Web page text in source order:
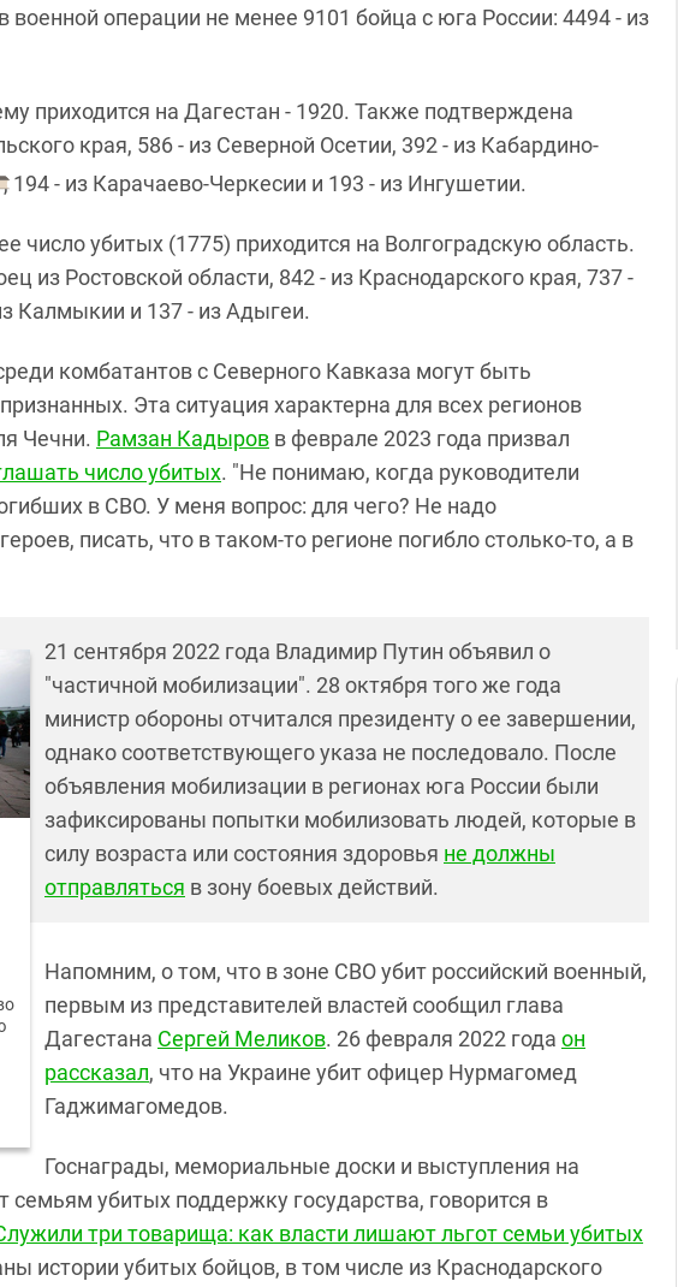
операции не менее 9101 бойца с юга России: 4494 - из
приходится на Дагестан - 1920. Также подтверждена
края, 586 - из Северной Осетии, 392 - из Кабардино-
, 194 - из Карачаево-Черкесии и 193 - из Ингушетии.
убитых (1775) приходится на Волгоградскую область.
из Ростовской области, 842 - из Краснодарского края, 737 -
Калмыкии и 137 - из Адыгеи.
комбатантов с Северного Кавказа могут быть
Эта ситуация характерна для всех регионов
Чечни. Рамзан Кадыров в феврале 2023 года призвал
число убитых. "Не понимаю, когда руководители
в СВО. У меня вопрос: для чего? Не надо
писать, что в таком-то регионе погибло столько-то, а в
21 сентября 2022 года Владимир Путин объявил о
"частичной мобилизации". 28 октября того же года
министр обороны отчитался президенту о ее завершении,
однако соответствующего указа не последовало. После
объявления мобилизации в регионах юга России были
зафиксированы попытки мобилизовать людей, которые в
силу возраста или состояния здоровья не должны
отправляться в зону боевых действий.
Напомним, о том, что в зоне СВО убит российский военный,
первым из представителей властей сообщил глава
Дагестана Сергей Меликов. 26 февраля 2022 года он
рассказал, что на Украине убит офицер Нурмагомед
Гаджимагомедов.
Госнаграды, мемориальные доски и выступления на
убитых поддержку государства, говорится в
три товарища: как власти лишают льгот семьи убитых
истории убитых бойцов, в том числе из Краснодарского